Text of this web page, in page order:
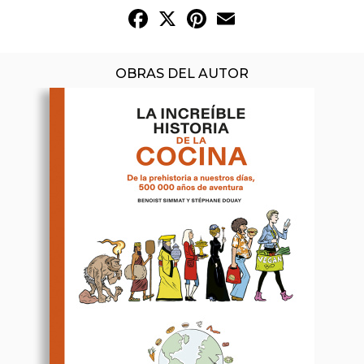
Facebook
X Pinterest
OBRAS DEL AUTOR